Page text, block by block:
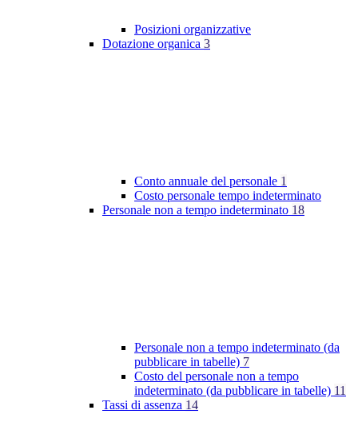
Posizioni organizzative
Dotazione organica 3
Conto annuale del personale 1
Costo personale tempo indeterminato
Personale non a tempo indeterminato 18
Personale non a tempo indeterminato (da
pubblicare in tabelle) 7
Costo del personale non a tempo
indeterminato (da pubblicare in tabelle) 11
Tassi di assenza 14